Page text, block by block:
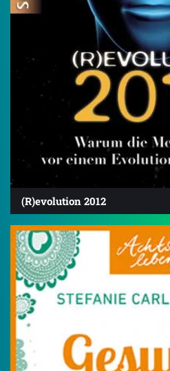
(R)evolution 2012